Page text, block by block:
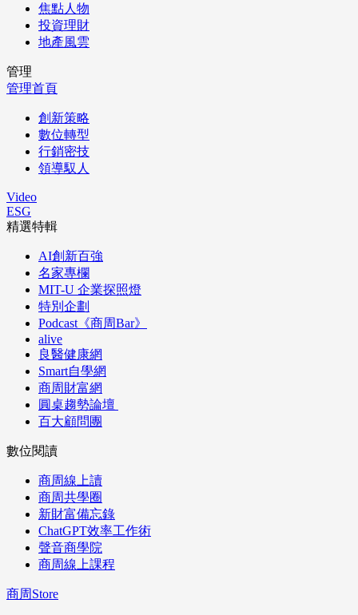
焦點人物
投資理財
地產風雲
管理
管理首頁
創新策略
數位轉型
行銷密技
領導馭人
Video
ESG
精選特輯
AI創新百強
名家專欄
MIT-U 企業探照燈
特別企劃
Podcast《商周Bar》
alive
良醫健康網
Smart自學網
商周財富網
圓桌趨勢論壇
百大顧問團
數位閱讀
商周線上讀
商周共學圈
新財富備忘錄
ChatGPT效率工作術
聲音商學院
商周線上課程
商周Store